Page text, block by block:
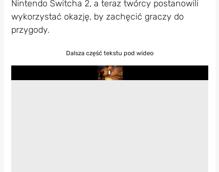
Nintendo Switcha 2, a teraz twórcy postanowili
wykorzystać okazję, by zachęcić graczy do
przygody.
Dalsza część tekstu pod wideo
Play